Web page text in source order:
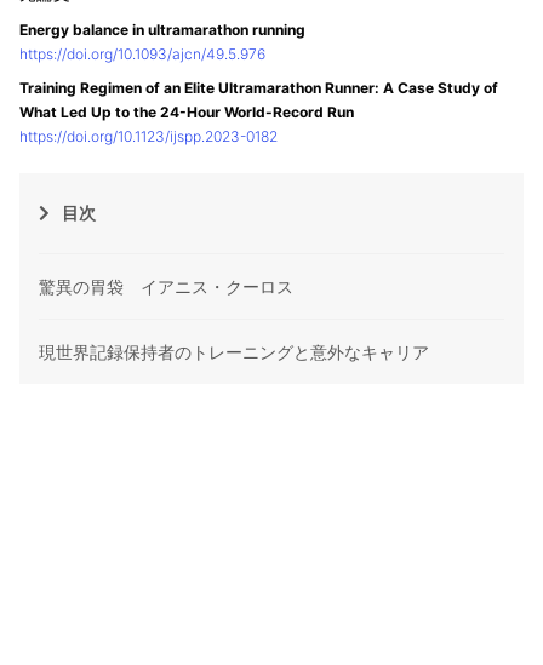
Energy balance in ultramarathon running
https://doi.org/10.1093/ajcn/49.5.976
Training Regimen of an Elite Ultramarathon Runner: A Case Study of
What Led Up to the 24-Hour World-Record Run
https://doi.org/10.1123/ijspp.2023-0182
目次
驚異の胃袋 イアニス・クーロス
現世界記録保持者のトレーニングと意外なキャリア